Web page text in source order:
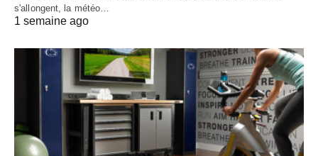
s'allongent, la météo…
1 semaine ago